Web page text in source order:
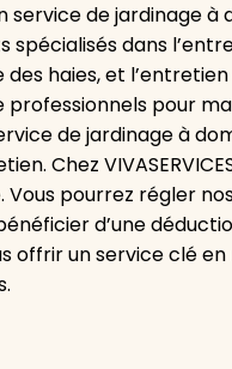
service de jardinage
spécialisés dans
haies, et
pour
de jardinage à
Chez
pourrez régler
d’une
offrir un service clé